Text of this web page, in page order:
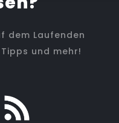
dem Laufenden
und mehr!